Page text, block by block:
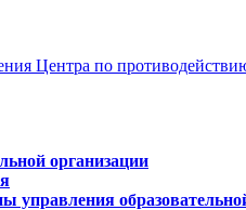
Центра по
организации
управления